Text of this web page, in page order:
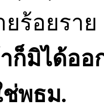
ยร้อยรา
ก็มิได้ออ
ช่พธม.